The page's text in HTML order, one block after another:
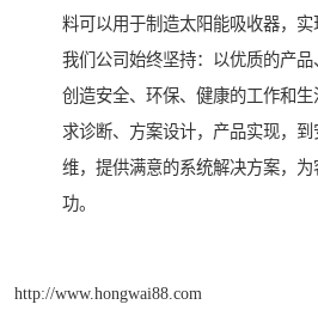
料可以用于制造太阳能吸收器，实
我们公司始终坚持：以优质的产
创造安全、环保、健康的工作和
求诊断、方案设计，产品实现，
维，提供满意的系统解决方案，
功。
http://www.hongwai88.com